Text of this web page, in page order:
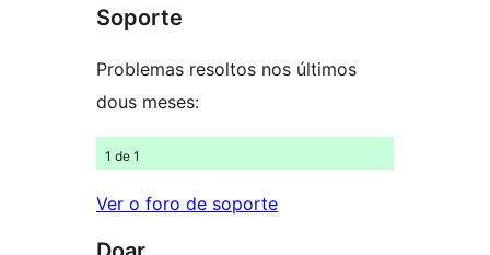
1
Soporte
Problemas resoltos nos últimos
dous meses:
1 de 1
Ver o foro de soporte